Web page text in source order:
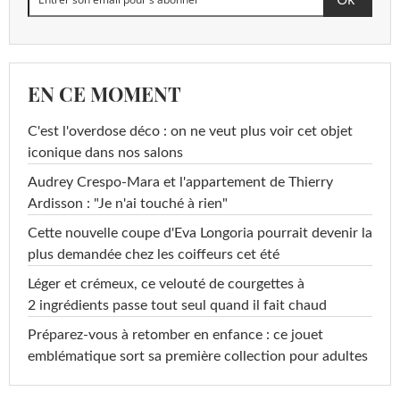
EN CE MOMENT
C'est l'overdose déco : on ne veut plus voir cet objet
iconique dans nos salons
Audrey Crespo-Mara et l'appartement de Thierry
Ardisson : "Je n'ai touché à rien"
Cette nouvelle coupe d'Eva Longoria pourrait devenir la
plus demandée chez les coiffeurs cet été
Léger et crémeux, ce velouté de courgettes à
2 ingrédients passe tout seul quand il fait chaud
Préparez-vous à retomber en enfance : ce jouet
emblématique sort sa première collection pour adultes